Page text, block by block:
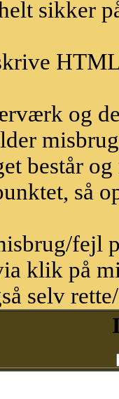
sikker
og
består
så
fejl
klik på
selv